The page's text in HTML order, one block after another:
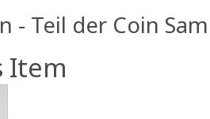
- Teil der Coin
Item